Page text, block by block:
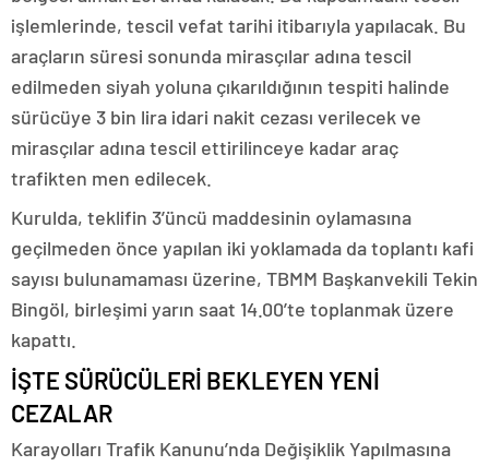
işlemlerinde, tescil vefat tarihi itibarıyla yapılacak. Bu
araçların süresi sonunda mirasçılar adına tescil
edilmeden siyah yoluna çıkarıldığının tespiti halinde
sürücüye 3 bin lira idari nakit cezası verilecek ve
mirasçılar adına tescil ettirilinceye kadar araç
trafikten men edilecek.
Kurulda, teklifin 3’üncü maddesinin oylamasına
geçilmeden önce yapılan iki yoklamada da toplantı kafi
sayısı bulunamaması üzerine, TBMM Başkanvekili Tekin
Bingöl, birleşimi yarın saat 14.00’te toplanmak üzere
kapattı.
İŞTE SÜRÜCÜLERİ BEKLEYEN YENİ
CEZALAR
Karayolları Trafik Kanunu’nda Değişiklik Yapılmasına